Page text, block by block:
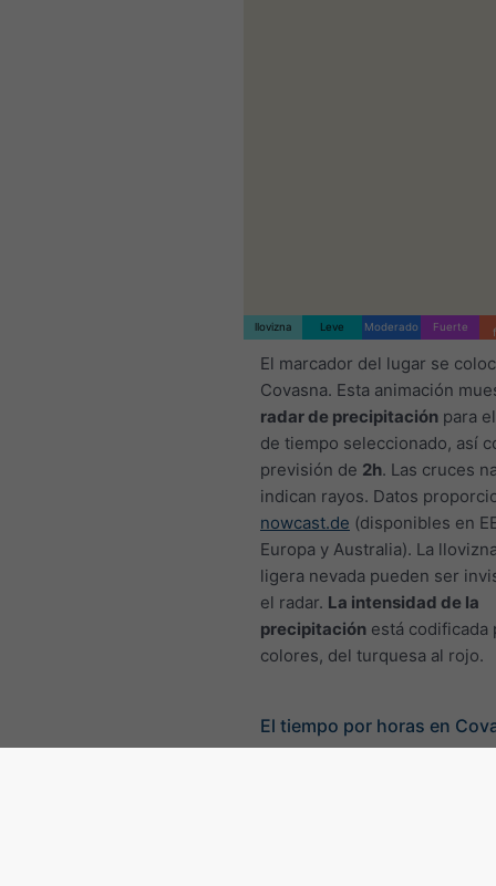
llovizna Leve Moderado Fuerte
El marcador del lugar se
Covasna. Esta animación
radar de precipitación para
de tiempo seleccionado, así
previsión de 2h. Las cruces
indican rayos. Datos
nowcast.de (disponibles en
Europa y Australia). La
ligera nevada pueden ser
el radar. La intensidad de la
precipitación está codificada
colores, del turquesa al rojo.
El tiempo por horas en